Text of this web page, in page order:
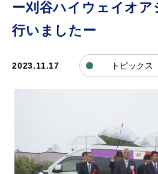
ー刈谷ハイウェイオア
行いましたー
2023.11.17 トピックス